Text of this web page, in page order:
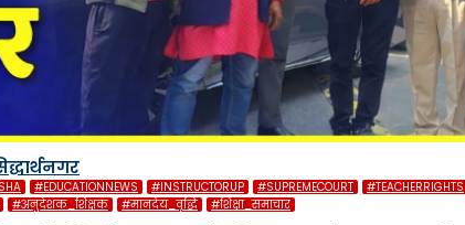
#EDUCATIONNEWS #INSTRUCTORUP #SUPREMECOURT #TEACHERRIGHTS
#अनुदेशक_शिक्षक #मानदेय_वृद्धि #शिक्षा_समाचार